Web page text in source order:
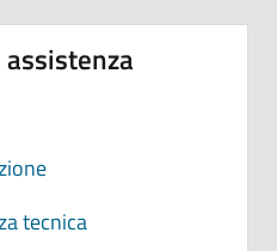
assistenza
tecnica